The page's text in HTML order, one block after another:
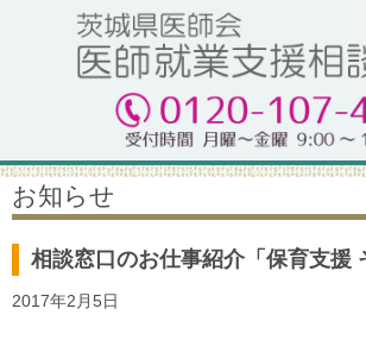
お知らせ
相談窓口のお仕事紹介「保育支援
2017年2月5日